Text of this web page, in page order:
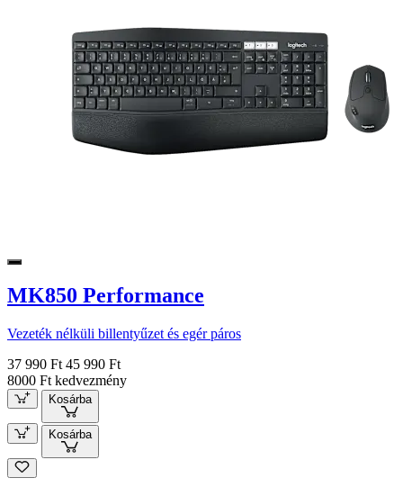
MK850 Performance
Vezeték nélküli billentyűzet és egér páros
37 990 Ft 45 990 Ft
8000 Ft kedvezmény
Kosárba
Kosárba